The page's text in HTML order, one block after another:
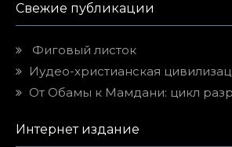
Свежие публикации
Фиговый листок
Иудео-христианская
От Обамы к Мамдани: цикл
Интернет издание